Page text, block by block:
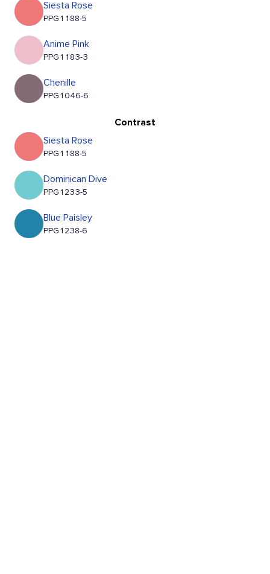
Siesta Rose
PPG1188-5
Anime Pink
PPG1183-3
Chenille
PPG1046-6
Contrast
Siesta Rose
PPG1188-5
Dominican Dive
PPG1233-5
Blue Paisley
PPG1238-6